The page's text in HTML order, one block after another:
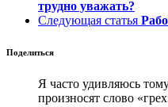
трудно уважать?
Следующая статья
Поделиться
Я часто удивляюсь
произносят слово